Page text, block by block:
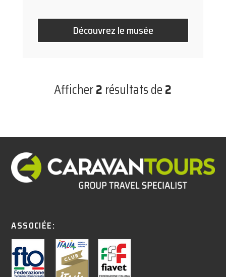
Découvrez le musée
Afficher2 résultats de2
ASSOCIÉE: